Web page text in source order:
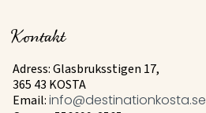
Kontakt
Adress: Glasbruksstigen 17,
365 43 KOSTA
Email: info@destinationkosta.se